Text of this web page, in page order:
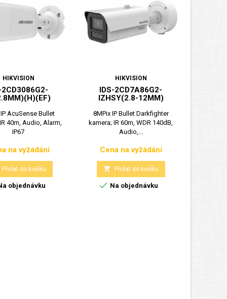
HIKVISION
2CD3086G2-
AcuSense Bullet
40m, Audio, Alarm,
IP67
Cena
na vyžádání
Přidat do košíku
objednávku
HIKVISION
IDS-2CD7A86G2-
IZHSY(2.8-12MM)
8MPix IP Bullet Darkfighter
kamera; IR 60m, WDR 140dB,
Audio,...
Cena
Cena na vyžádání
 Přidat do košíku
 Na objednávku